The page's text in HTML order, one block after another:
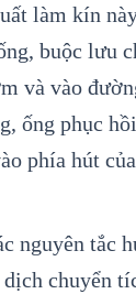
làm kín
buộc lưu
và vào
ống phục
phía hút
nguyên tắc
chuyển